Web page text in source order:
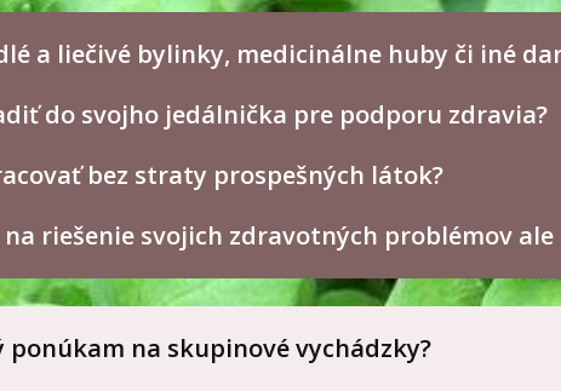
a liečivé bylinky, medicinálne huby či iné
do svojho jedálnička pre podporu zdravia?
bez straty prospešných látok?
riešenie svojich zdravotných problémov ale
ponúkam na skupinové vychádzky?